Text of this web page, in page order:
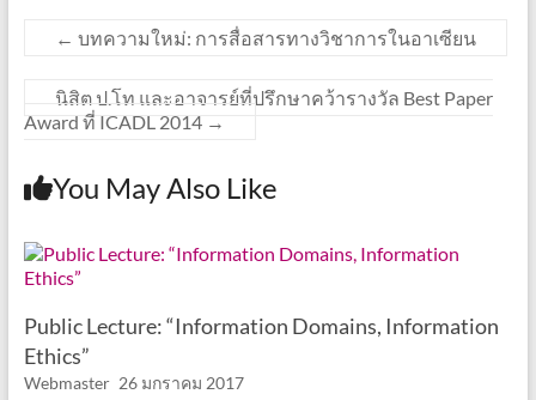
← บทความใหม่: การสื่อสารทางวิชาการในอาเซียน
นิสิต ป.โท และอาจารย์ที่ปรึกษาคว้ารางวัล Best Paper
Award ที่ ICADL 2014 →
You May Also Like
Public Lecture: “Information Domains, Information
Ethics”
Webmaster 26 มกราคม 2017